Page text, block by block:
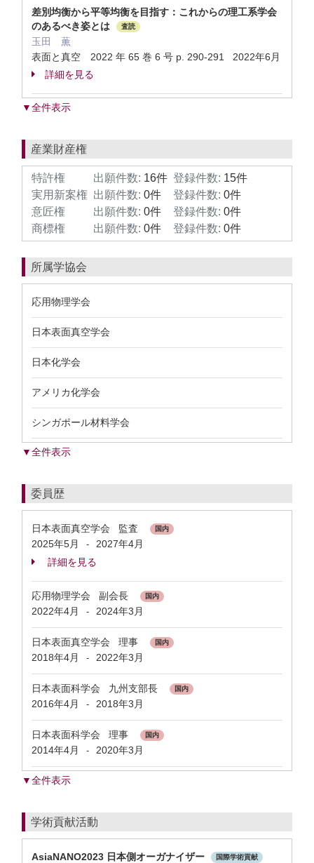
差別均衡から平等均衡を目指す：これからの理工系学会
のあるべき姿とは
査読
玉田 薫
表面と真空 2022 年 65 巻 6 号 p. 290-291 2022年6月
詳細を見る
▼全件表示
産業財産権
特許権 出願件数: 16件 登録件数: 15件
実用新案権 出願件数: 0件 登録件数: 0件
意匠権
出願件数: 0件 登録件数: 0件
商標権
出願件数: 0件 登録件数: 0件
所属学協会
応用物理学会
日本表面真空学会
日本化学会
アメリカ化学会
シンガポール材料学会
▼全件表示
委員歴
日本表面真空学会 監査 国内
2025年5月 -
2027年4月
詳細を見る
応用物理学会 副会長 国内
2022年4月 - 2024年3月
日本表面真空学会 理事 国内
2018年4月 - 2022年3月
日本表面科学会 九州支部長 国内
2016年4月 - 2018年3月
日本表面科学会 理事 国内
2014年4月 - 2020年3月
▼全件表示
学術貢献活動
AsiaNANO2023 日本側オーガナイザー 国際学術貢献